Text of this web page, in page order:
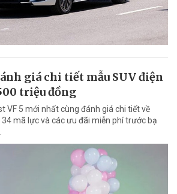
giá chi tiết mẫu SUV điện
triệu đồng
VF 5 mới nhất cùng đánh giá chi tiết về
mã lực và các ưu đãi miễn phí trước bạ